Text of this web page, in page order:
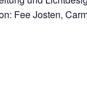
Fee Josten,